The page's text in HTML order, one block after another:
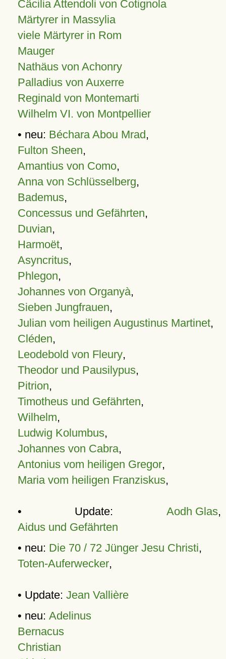
Cäcilia Attendoli von Cotignola
Märtyrer in Massylia
viele Märtyrer in Rom
Mauger
Nathäus von Achonry
Palladius von Auxerre
Reginald von Montemarti
Wilhelm VI. von Montpellier
• neu: Béchara Abou Mrad,
Fulton Sheen,
Amantius von Como,
Anna von Schlüsselberg,
Bademus,
Concessus und Gefährten,
Duvian,
Harmoët,
Asyncritus,
Phlegon,
Johannes von Organyà,
Sieben Jungfrauen,
Julian vom heiligen Augustinus Martinet,
Cléden,
Leodebold von Fleury,
Theodor und Pausilypus,
Pitrion,
Timotheus und Gefährten,
Wilhelm,
Ludwig Kolumbus,
Johannes von Cabra,
Antonius vom heiligen Gregor,
Maria vom heiligen Franziskus,
• Update: Aodh Glas,
Aidus und Gefährten
• neu: Die 70 / 72 Jünger Jesu Christi,
Toten-Auferwecker,
• Update: Jean Vallière
• neu: Adelinus
Bernacus
Christian